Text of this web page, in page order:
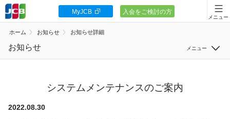
会員向け情報
JCBカードの基本
ポイント・優待
入会をご検討の方
MyJCB
ホーム お知らせ お知らせ詳細
お知らせ
システム
システムメンテナンスのご案内
2022.08.30